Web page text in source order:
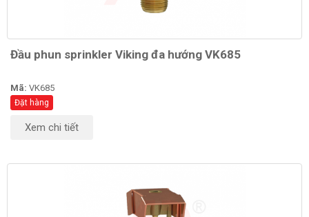
Đầu phun sprinkler Viking đa hướng VK685
Mã: VK685
Đặt hàng
Xem chi tiết